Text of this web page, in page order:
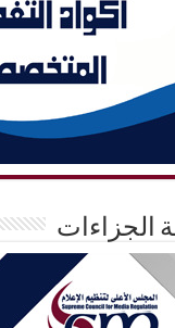
الجزاءات